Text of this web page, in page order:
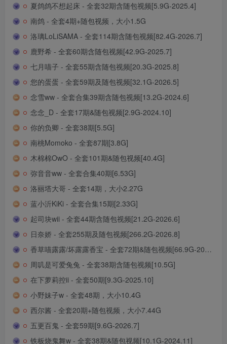
夏鸽鸽不想起床 - 全套32期含随包视频[5.9G-2025.4]
南鸽 - 全套4期+随包视频，大小1.5G
洛璃LoLiSAMA - 全套114期含随包视频[82.4G-2026.7]
鹿野希 - 全套60期含随包视频[42.9G-2025.7]
七月喵子 - 全套55期含随包视频[20.3G-2025.8]
您的蛋蛋 - 全套59期及随包视频[32.1G-2026.5]
念雪ww - 全套合集39期含随包视频[13.2G-2024.6]
念念_D - 全套17期&随包视频[2.9G-2024.10]
你的负卿 - 全套38期[5.5G]
南桃Momoko - 全套87期[3.8G]
木棉棉OwO - 全套101期&随包视频[40.4G]
弥音音ww - 全套合集40期[6.53G]
洛丽塔大哥 - 全套14期，大小2.27G
蓝小沂KiKi - 全套合集15期[2.33G]
起司块wii - 全套44期含随包视频[21.2G-2026.6]
日奈娇 - 全套255期及随包视频[266.2G-2026.8]
香草喵露露/坏露露香宝 - 全套72期&随包视频[66.9G-2026.6]
周叽是可爱兔兔 - 全套38期含随包视频[10.5G]
在下萝莉控ii - 全套50期[9.3G-2025.10]
小野妹子w - 全套48期，大小10.4G
西尔酱 - 全套20期+随包视频，大小7.44G
五更百鬼 - 全套59期[9.6G-2026.7]
铁板烧鬼舞w - 全套38期&随包视频[10.1G-2024.11]